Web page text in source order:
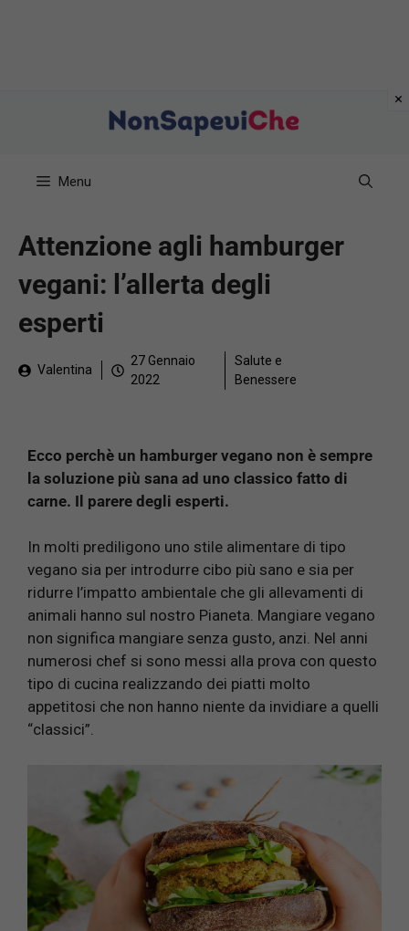
Menu
Attenzione agli hamburger
vegani: l’allerta degli
esperti
Valentina
27 Gennaio
2022
Salute e
Benessere
Ecco perchè un hamburger vegano non è sempre
la soluzione più sana ad uno classico fatto di
carne. Il parere degli esperti.
In molti prediligono uno stile alimentare di tipo
vegano sia per introdurre cibo più sano e sia per
ridurre l’impatto ambientale che gli allevamenti di
animali hanno sul nostro Pianeta. Mangiare vegano
non significa mangiare senza gusto, anzi. Nel anni
numerosi chef si sono messi alla prova con questo
tipo di cucina realizzando dei piatti molto
appetitosi che non hanno niente da invidiare a quelli
“classici”.